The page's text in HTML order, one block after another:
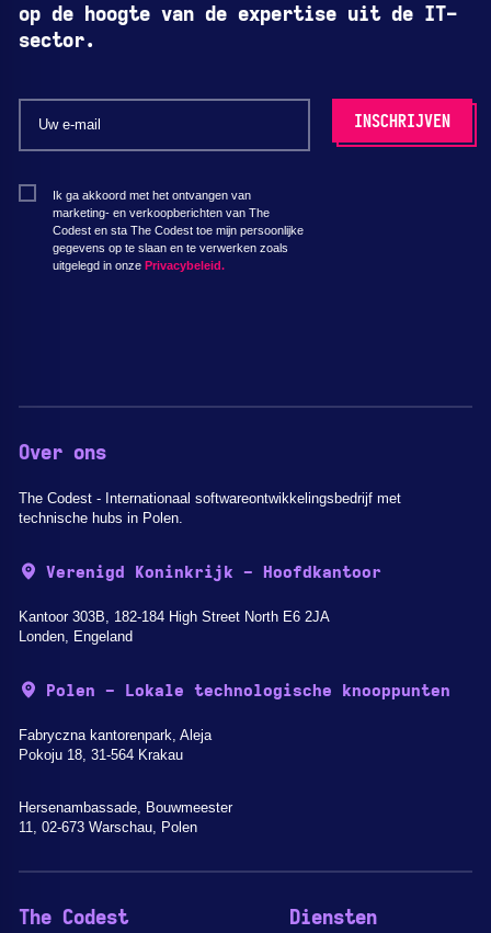
op de hoogte van de expertise uit de IT-
sector.
Ik ga akkoord met het ontvangen van
marketing- en verkoopberichten van The
Codest en sta The Codest toe mijn persoonlijke
gegevens op te slaan en te verwerken zoals
uitgelegd in onze Privacybeleid.
Over ons
The Codest - Internationaal softwareontwikkelingsbedrijf met
technische hubs in Polen.
Verenigd Koninkrijk - Hoofdkantoor
Kantoor 303B, 182-184 High Street North E6 2JA
Londen, Engeland
Polen - Lokale technologische knooppunten
Fabryczna kantorenpark, Aleja
Pokoju 18, 31-564 Krakau
Hersenambassade, Bouwmeester
11, 02-673 Warschau, Polen
The Codest Diensten